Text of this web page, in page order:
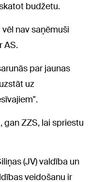
budžetu.
nav saņēmuši
AS.
par jaunas
uz
gan ZZS, lai spriestu
(JV) valdība un
veidošanu ir